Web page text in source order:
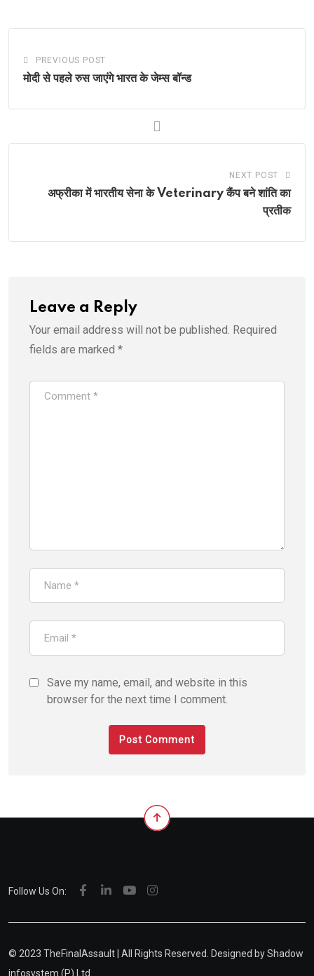
PREVIOUS POST
मोदी से पहले रुस जाएंगे भारत के जेम्स बॉन्ड
NEXT POST
अफ्रीका में भारतीय सेना के Veterinary कैंप बने शांति का
प्रतीक
Leave a Reply
Your email address will not be published. Required
fields are marked *
Save my name, email, and website in this
browser for the next time I comment.
Follow Us On:
© 2023 TheFinalAssault | All Rights Reserved. Designed byShadow
infosystem (P) Ltd.